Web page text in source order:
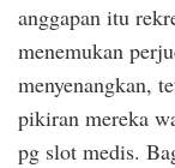
anggapan itu
menemukan
menyenangkan,
pikiran mereka
pg slot medis.